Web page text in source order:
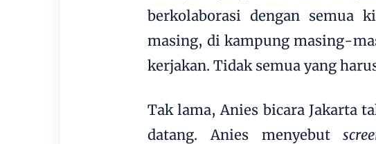
berkolaborasi dengan semua
masing, di kampung masing-
kerjakan. Tidak semua yang
Tak lama, Anies bicara Jakarta
datang. Anies menyebut